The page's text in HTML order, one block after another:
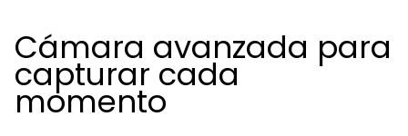
Cámara avanzada para
capturar cada
momento